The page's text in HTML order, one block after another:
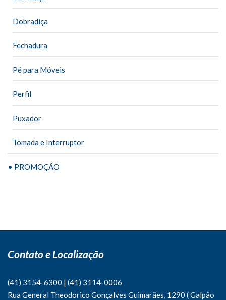
Dobradiça
Fechadura
Pé para Móveis
Perfil
Puxador
Tomada e Interruptor
• PROMOÇÃO
Contato e Localização
(41) 3154-6300 | (41) 3114-0006
Rua General Theodorico Gonçalves Guimarães, 1290 ( Galpão